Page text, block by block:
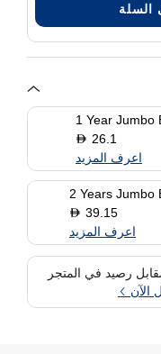
1 Year Jumbo
D 26.1
اعرف المزيد
2 Years Jumbo
D 39.15
اعرف المزيد
رصيد في المتجر
الآن